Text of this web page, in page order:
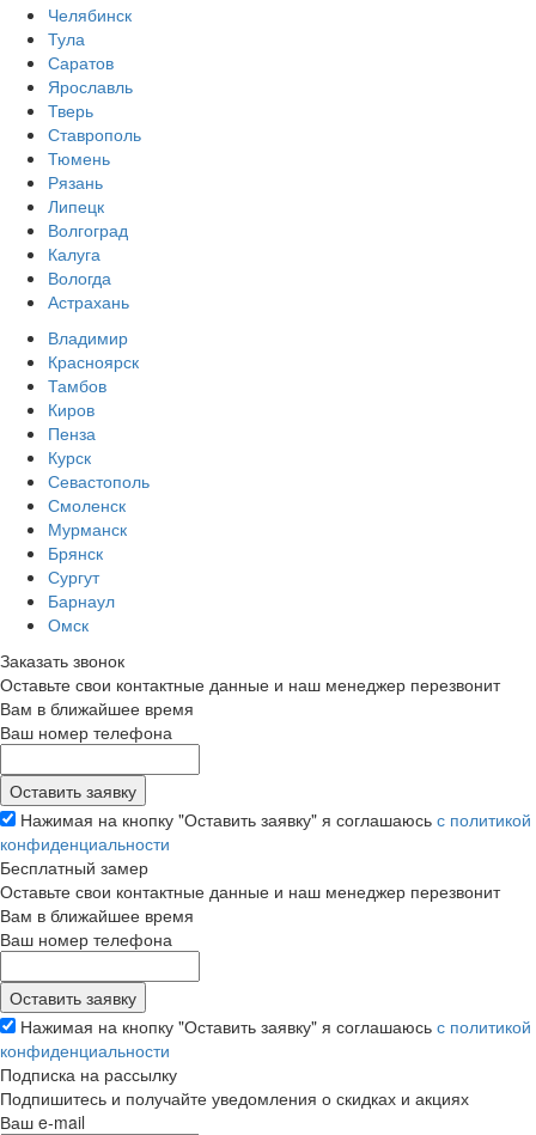
Челябинск
Тула
Саратов
Ярославль
Тверь
Ставрополь
Тюмень
Рязань
Липецк
Волгоград
Калуга
Вологда
Астрахань
Владимир
Красноярск
Тамбов
Киров
Пенза
Курск
Севастополь
Смоленск
Мурманск
Брянск
Сургут
Барнаул
Омск
Заказать звонок
Оставьте свои контактные данные и наш менеджер перезвонит
Вам в ближайшее время
Ваш номер телефона
Нажимая на кнопку "Оставить заявку" я соглашаюсь с политикой
конфиденциальности
Бесплатный замер
Оставьте свои контактные данные и наш менеджер перезвонит
Вам в ближайшее время
Ваш номер телефона
Нажимая на кнопку "Оставить заявку" я соглашаюсь с политикой
конфиденциальности
Подписка на рассылку
Подпишитесь и получайте уведомления о скидках и акциях
Ваш e-mail